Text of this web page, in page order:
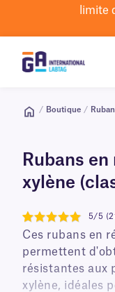
limite
/ Boutique /
Rubans
xylène
5
5/5
Ces rubans en
permettent
résistantes aux
xylène, idéales